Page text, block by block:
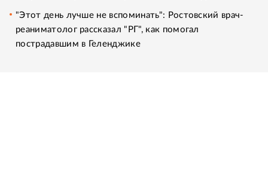
"Этот день лучше не вспоминать": Ростовский врач-
реаниматолог рассказал "РГ", как помогал
пострадавшим в Геленджике